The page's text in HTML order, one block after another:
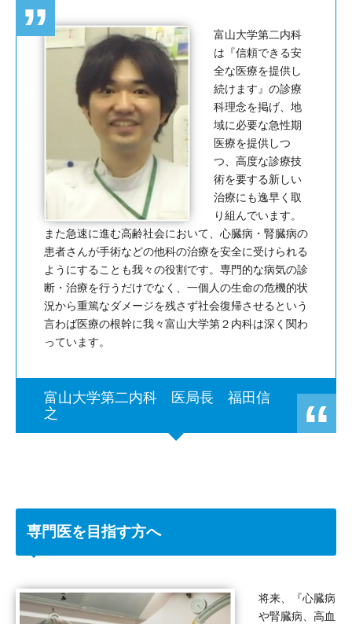
富山大学第二内科
は『信頼できる安
全な医療を提供し
続けます』の診療
科理念を掲げ、地
域に必要な急性期
医療を提供しつ
つ、高度な診療技
術を要する新しい
治療にも逸早く取
り組んでいます。
また急速に進む高齢社会において、心臓病・腎臓病の
患者さんが手術などの他科の治療を安全に受けられる
ようにすることも我々の役割です。専門的な病気の診
断・治療を行うだけでなく、一個人の生命の危機的状
況から重篤なダメージを残さず社会復帰させるという
言わば医療の根幹に我々富山大学第２内科は深く関わ
っています。
富山大学第二内科 医局長 福田信
之
専門医を目指す方へ
将来、『心臓病
や腎臓病、高血